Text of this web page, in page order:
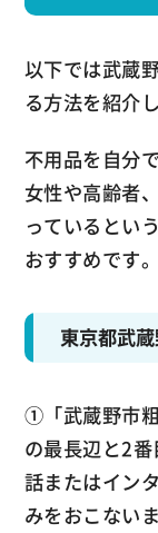
以下では武蔵
る方法を紹介
不用品を自分
女性や高齢者
っているとい
おすすめです。
東京都武
①「武蔵野市
の最長辺と2
話またはイン
みをおこない